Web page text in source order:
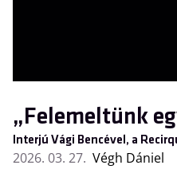
„Felemeltünk
Interjú Vági Bencével, a
2026. 03. 27. Végh Dániel